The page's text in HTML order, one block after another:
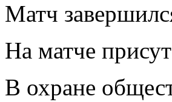
Матч
На матче
В охране